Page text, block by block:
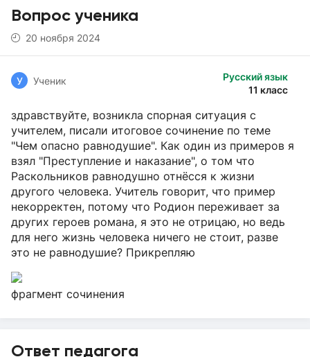
Вопрос ученика
20 ноября 2024
Русский язык
11 класс
У Ученик
здравствуйте, возникла спорная ситуация с
учителем, писали итоговое сочинение по теме
"Чем опасно равнодушие". Как один из примеров я
взял "Преступление и наказание", о том что
Раскольников равнодушно отнёсся к жизни
другого человека. Учитель говорит, что пример
некорректен, потому что Родион переживает за
других героев романа, я это не отрицаю, но ведь
для него жизнь человека ничего не стоит, разве
это не равнодушие? Прикрепляю
фрагмент сочинения
Ответ педагога